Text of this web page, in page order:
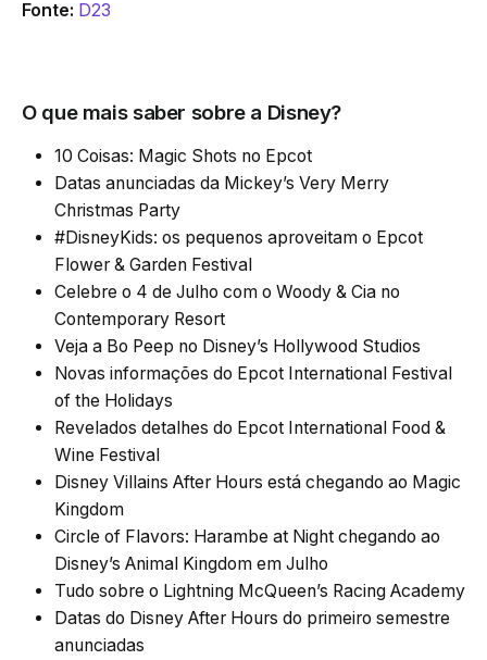
Fonte: D23
O que mais saber sobre a Disney?
10 Coisas: Magic Shots no Epcot
Datas anunciadas da Mickey’s Very Merry
Christmas Party
#DisneyKids: os pequenos aproveitam o Epcot
Flower & Garden Festival
Celebre o 4 de Julho com o Woody & Cia no
Contemporary Resort
Veja a Bo Peep no Disney’s Hollywood Studios
Novas informações do Epcot International Festival
of the Holidays
Revelados detalhes do Epcot International Food &
Wine Festival
Disney Villains After Hours está chegando ao Magic
Kingdom
Circle of Flavors: Harambe at Night chegando ao
Disney’s Animal Kingdom em Julho
Tudo sobre o Lightning McQueen’s Racing Academy
Datas do Disney After Hours do primeiro semestre
anunciadas